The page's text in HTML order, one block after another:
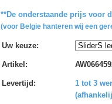
**De onderstaande prijs voor
(voor Belgie hanteren wij een
Uw keuze:
Artikel :
Levertijd :
1 tot 3